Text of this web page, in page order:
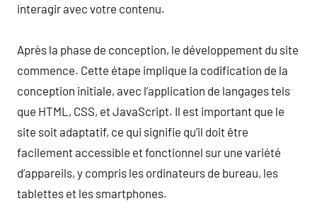
interagir avec votre contenu.
Après la phase de conception, le développement du site
commence. Cette étape implique la codification de la
conception initiale, avec l’application de langages tels
que HTML, CSS, et JavaScript. Il est important que le
site soit adaptatif, ce qui signifie qu’il doit être
facilement accessible et fonctionnel sur une variété
d’appareils, y compris les ordinateurs de bureau, les
tablettes et les smartphones.